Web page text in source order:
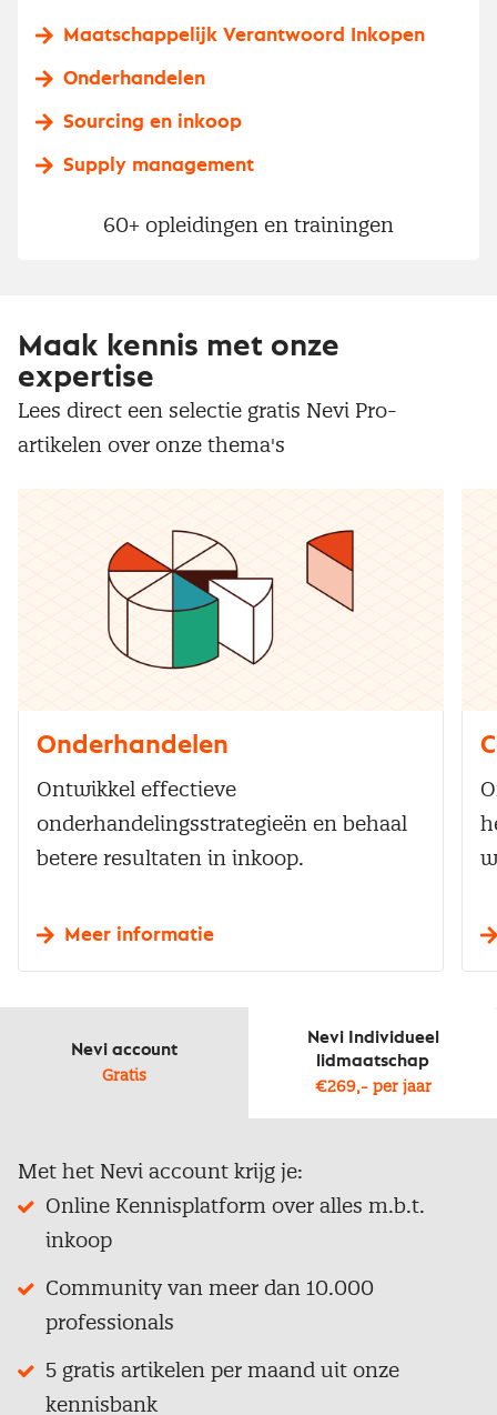
Maatschappelijk Verantwoord Inkopen
Onderhandelen
Sourcing en inkoop
Supply management
60+ opleidingen en trainingen
Maak kennis met onze
expertise
Lees direct een selectie gratis Nevi Pro-
artikelen over onze thema's
Onderhandelen
Ontwikkel effectieve
onderhandelingsstrategieën en behaal
betere resultaten in inkoop.
Meer informatie
Nevi account
Gratis
Nevi Individueel
lidmaatschap
€269,- per jaar
Met het Nevi account krijg je:
Online Kennisplatform over alles m.b.t.
inkoop
Community van meer dan 10.000
professionals
5 gratis artikelen per maand uit onze
kennisbank